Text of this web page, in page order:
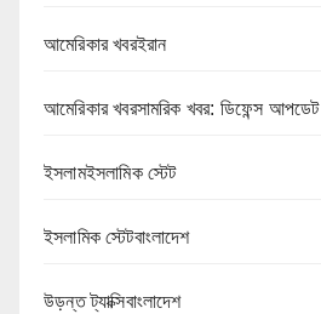
আমেরিকার খবরইরান
আমেরিকার খবরসামরিক খবর: ডিফেন্স আপডেট
ইসলামইসলামিক স্টেট
ইসলামিক স্টেটবাংলাদেশ
উড়ন্ত ট্যাক্সিবাংলাদেশ